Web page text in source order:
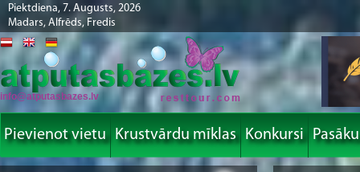
Piektdiena, 7. Augusts, 2026
Madars, Alfrēds, Fredis
info@atputasbazes.lv
Pievienot vietu Krustvārdu mīklas Konkursi